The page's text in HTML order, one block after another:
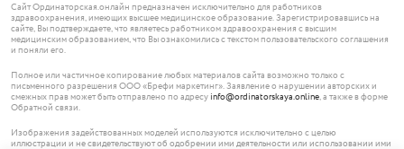
Сайт Ординаторская.онлайн предназначен исключительно для работников
здравоохранения, имеющих высшее медицинское образование. Зарегистрировавшись на
сайте, Вы подтверждаете, что являетесь работником здравоохранения с высшим
медицинским образованием, что Вы ознакомились с текстом пользовательского соглашения
и поняли его.
Полное или частичное копирование любых материалов сайта возможно только с
письменного разрешения ООО «Брефи маркетинг». Заявление о нарушении авторских и
смежных прав может быть отправлено по адресу info@ordinatorskaya.online, а также в форме
Обратной связи.
Изображения задействованных моделей используются исключительно с целью
иллюстрации и не свидетельствуют об одобрении ими деятельности или использовании ими